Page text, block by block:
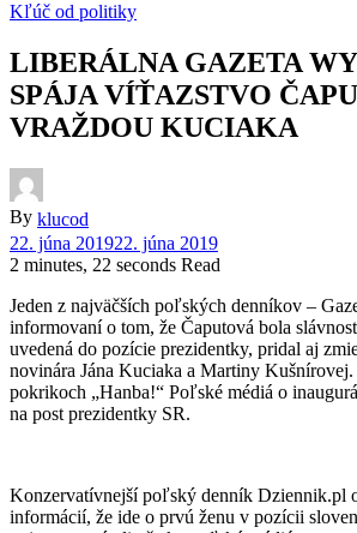
Kľúč od politiky
LIBERÁLNA GAZETA
SPÁJA VÍŤAZSTVO
VRAŽDOU KUCIAKA
By klucod
22. júna 201922. júna 2019
2 minutes, 22 seconds Read
Jeden z najväčších poľských denníkov –
informovaní o tom, že Čaputová bola
uvedená do pozície prezidentky, pridal aj
novinára Jána Kuciaka a Martiny
pokrikoch „Hanba!“ Poľské médiá o
na post prezidentky SR.
Konzervatívnejší poľský denník Dziennik.pl
informácií, že ide o prvú ženu v pozícii